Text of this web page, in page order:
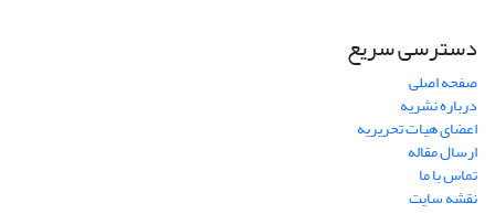
دسترسی سریع
صفحه اصلی
درباره نشریه
اعضای هیات تحریریه
ارسال مقاله
تماس با ما
نقشه سایت